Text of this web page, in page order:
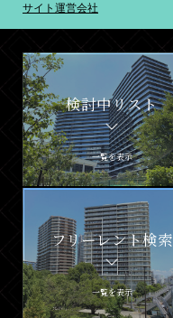
サイト運営会社
検討中リスト
一覧を表示
フリーレント検索
一覧を表示